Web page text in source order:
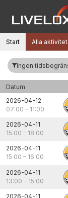
Start Alla
Ingen
Datum
2026-04-12
07:00 – 11:00
2026-04-11
15:00 – 18:00
2026-04-11
15:00 – 16:00
2026-04-11
13:00 – 15:00
2026-04-11